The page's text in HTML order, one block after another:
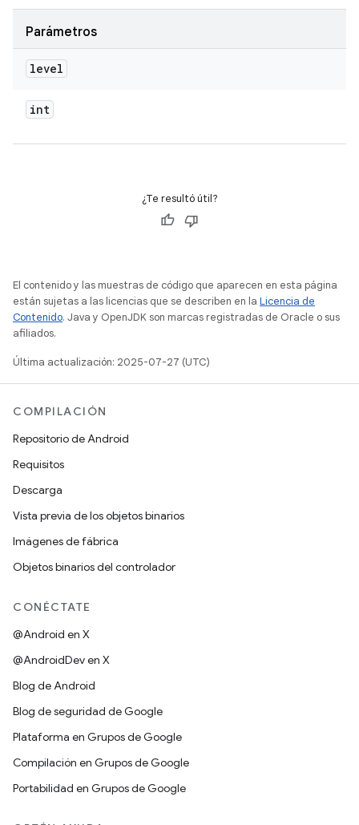
Parámetros
level
int
¿Te resultó útil?
El contenido y las muestras de código que aparecen en esta página
están sujetas a las licencias que se describen en la Licencia de
Contenido. Java y OpenJDK son marcas registradas de Oracle o sus
afiliados.
Última actualización: 2025-07-27 (UTC)
COMPILACIÓN
Repositorio de Android
Requisitos
Descarga
Vista previa de los objetos binarios
Imágenes de fábrica
Objetos binarios del controlador
CONÉCTATE
@Android en X
@AndroidDev en X
Blog de Android
Blog de seguridad de Google
Plataforma en Grupos de Google
Compilación en Grupos de Google
Portabilidad en Grupos de Google